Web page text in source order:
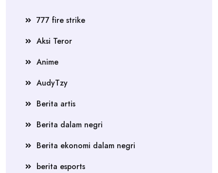
777 fire strike
Aksi Teror
Anime
AudyTzy
Berita artis
Berita dalam negri
Berita ekonomi dalam negri
berita esports